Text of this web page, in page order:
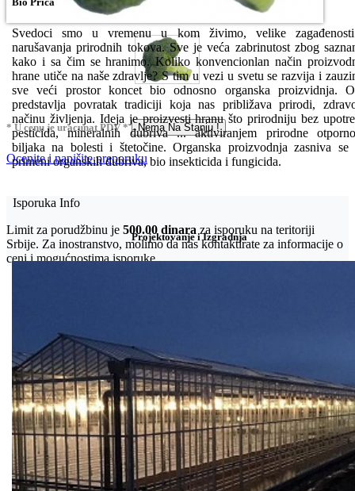
Svedoci smo u vremenu u kom živimo, velike
narušavanja prirodnih tokova. Sve je veća zabrinutost zbog
kako i sa čim se hranimo. Koliko konvencionlan način
hrane utiče na naše zdravlje? S tim u vezi u svetu se razvija i
sve veći prostor koncet bio odnosno organska proizvidnja.
predstavlja povratak tradiciji koja nas približava prirodi,
načinu življenja. Ideja je proizvesti hranu što prirodniju bez
pesticida, mineralnih đubriva ... aktiviranjem prirodne
biljaka na bolesti i štetočine. Organska proizvodnja zasniva se
primeni organskih đubriva, bio insekticida i fungicida.
Projektovanje i Izgradnja
* U cenu je uracunat PDV * Nema Na Stanju !
Ocenite i napišite preporuku
Isporuka Info
Limit za porudžbinu je 500.00 dinara za isporuku na teritoriji
Srbije. Za inostranstvo, molimo da nas kontaktirate za informacije o
ceni i mogućnostima isporuke.
Dezinfekcija
Feromoni i klopke
Folije i agrotekstili
Oprema i instrumenti
Semena povrća
Sredstva za ishranu biljaka
Sredstva za zaštitu biljaka